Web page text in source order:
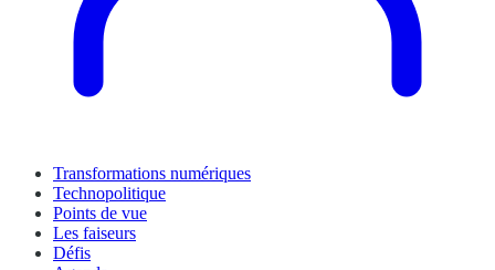
Transformations numériques
Technopolitique
Points de vue
Les faiseurs
Défis